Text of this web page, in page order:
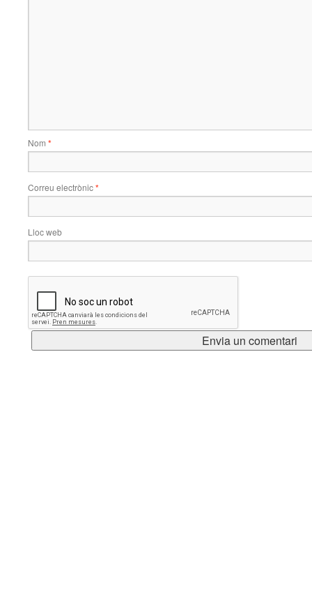
Nom *
Correu electrònic*
Lloc web